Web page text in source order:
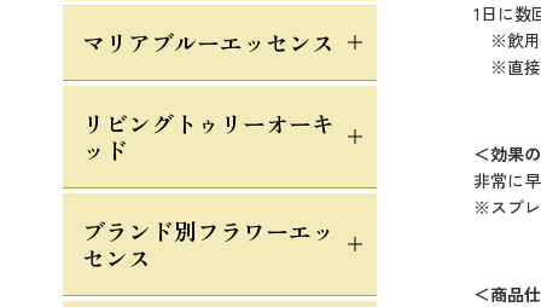
1日に数
※飲用
※直接
＜効果
非常に
※スプ
＜商品
マリアブルーエッセンス
リビングトゥリーオーキ
ッド
ブランド別フラワーエッ
センス